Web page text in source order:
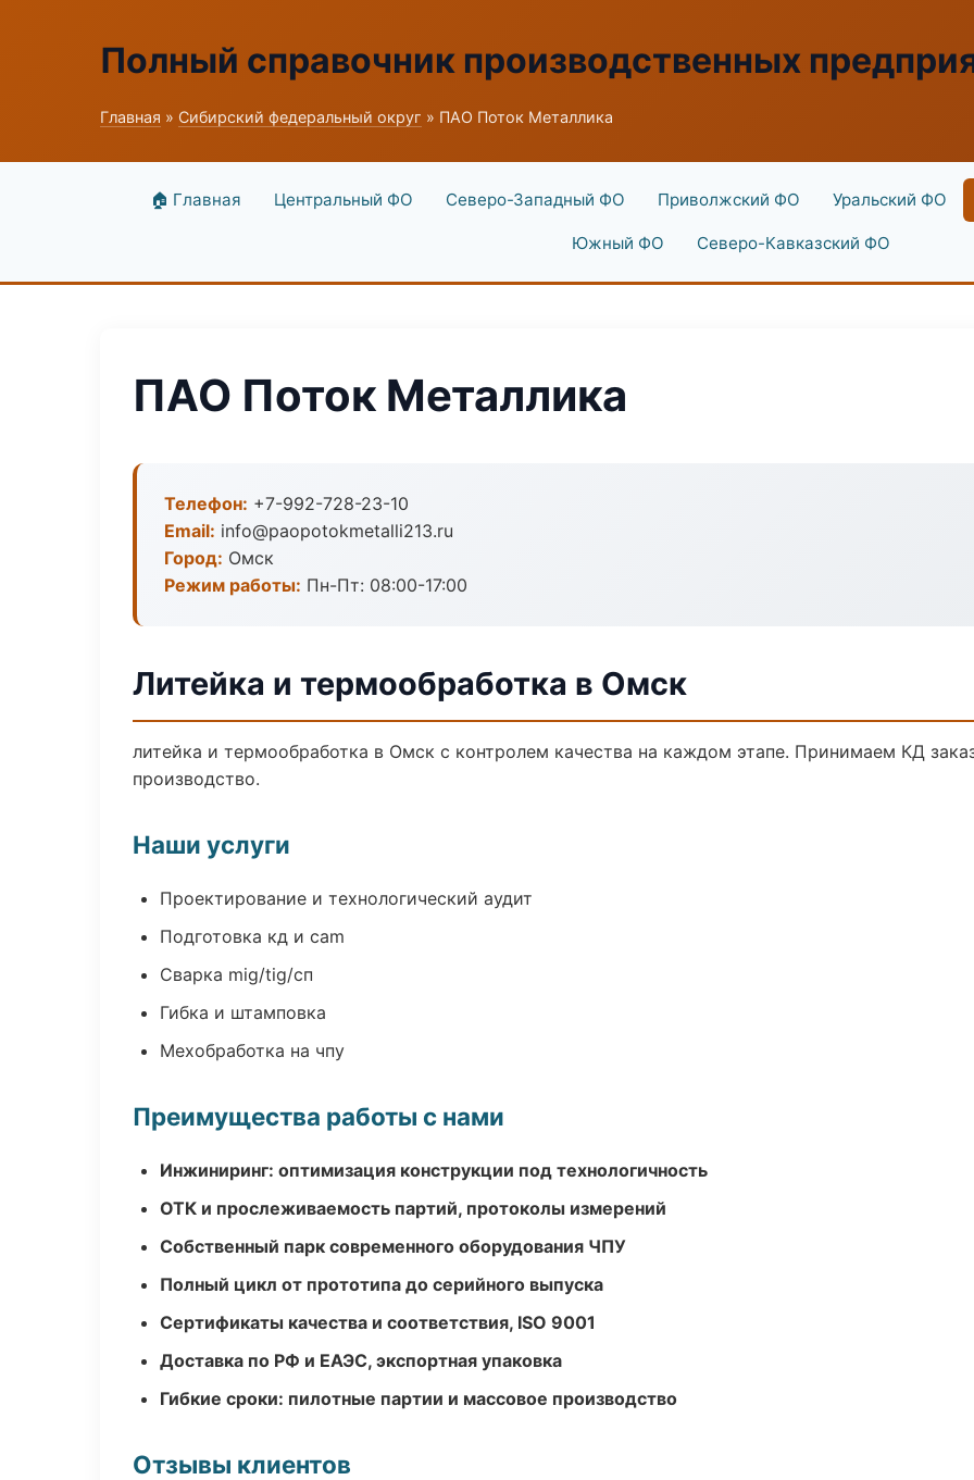
Полный справочник производственных
Главная » Сибирский федеральный округ » ПАО Поток Металлика
🏠 Главная Центральный ФО Северо-Западный ФО Приволжский ФО Уральский ФО
Южный ФО Северо-Кавказский ФО
ПАО Поток Металлика
Телефон: +7-992-728-23-10
Email: info@paopotokmetalli213.ru
Город: Омск
Режим работы: Пн-Пт: 08:00-17:00
Литейка и термообработка в Омск
литейка и термообработка в Омск с контролем качества на каждом этапе. Принимаем КД
производство.
Наши услуги
Проектирование и технологический аудит
Подготовка кд и cam
Сварка mig/tig/сп
Гибка и штамповка
Мехобработка на чпу
Преимущества работы с нами
Инжиниринг: оптимизация конструкции под технологичность
ОТК и прослеживаемость партий, протоколы измерений
Собственный парк современного оборудования ЧПУ
Полный цикл от прототипа до серийного выпуска
Сертификаты качества и соответствия, ISO 9001
Доставка по РФ и ЕАЭС, экспортная упаковка
Гибкие сроки: пилотные партии и массовое производство
Отзывы клиентов